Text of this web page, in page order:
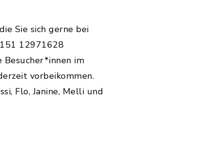
Sie sich gerne bei
12971628
Besucher*innen im
vorbeikommen.
Flo, Janine, Melli und